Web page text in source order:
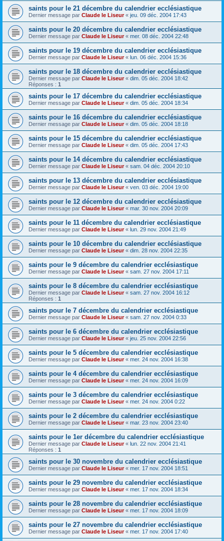
saints pour le 21 décembre du calendrier ecclésiastique
Dernier message par Claude le Liseur« jeu. 09 déc. 2004 17:43
saints pour le 20 décembre du calendrier ecclésiastique
Dernier message par Claude le Liseur« mer. 08 déc. 2004 22:48
saints pour le 19 décembre du calendrier ecclésiastique
Dernier message par Claude le Liseur« lun. 06 déc. 2004 15:36
saints pour le 18 décembre du calendrier ecclésiastique
Dernier message par Claude le Liseur« dim. 05 déc. 2004 18:42
Réponses : 1
saints pour le 17 décembre du calendrier ecclésiastique
Dernier message par Claude le Liseur« dim. 05 déc. 2004 18:34
saints pour le 16 décembre du calendrier ecclésiastique
Dernier message par Claude le Liseur« dim. 05 déc. 2004 18:18
saints pour le 15 décembre du calendrier ecclésiastique
Dernier message par Claude le Liseur« dim. 05 déc. 2004 17:43
saints pour le 14 décembre du calendrier ecclésiastique
Dernier message par Claude le Liseur« sam. 04 déc. 2004 20:10
saints pour le 13 décembre du calendrier ecclésiastique
Dernier message par Claude le Liseur« ven. 03 déc. 2004 19:00
saints pour le 12 décembre du calendrier ecclésiastique
Dernier message par Claude le Liseur« mar. 30 nov. 2004 20:09
saints pour le 11 décembre du calendrier ecclésiastique
Dernier message par Claude le Liseur« lun. 29 nov. 2004 21:49
saints pour le 10 décembre du calendrier ecclésiastique
Dernier message par Claude le Liseur« dim. 28 nov. 2004 22:35
saints pour le 9 décembre du calendrier ecclésiastique
Dernier message par Claude le Liseur« sam. 27 nov. 2004 17:11
saints pour le 8 décembre du calendrier ecclésiastique
Dernier message par Claude le Liseur« sam. 27 nov. 2004 16:12
Réponses : 1
saints pour le 7 décembre du calendrier ecclésiastique
Dernier message par Claude le Liseur« sam. 27 nov. 2004 0:33
saints pour le 6 décembre du calendrier ecclésiastique
Dernier message par Claude le Liseur« jeu. 25 nov. 2004 22:56
saints pour le 5 décembre du calendrier ecclésiastique
Dernier message par Claude le Liseur« mer. 24 nov. 2004 16:38
saints pour le 4 décembre du calendrier ecclésiastique
Dernier message par Claude le Liseur« mer. 24 nov. 2004 16:09
saints pour le 3 décembre du calendrier ecclésiastique
Dernier message par Claude le Liseur« mer. 24 nov. 2004 0:22
saints pour le 2 décembre du calendrier ecclésiastique
Dernier message par Claude le Liseur« mar. 23 nov. 2004 23:40
saints pour le 1er décembre du calendrier ecclésiastique
Dernier message par Claude le Liseur« lun. 22 nov. 2004 21:41
Réponses : 1
saints pour le 30 novembre du calendrier ecclésiastique
Dernier message par Claude le Liseur« mer. 17 nov. 2004 18:51
saints pour le 29 novembre du calendrier ecclésiastique
Dernier message par Claude le Liseur« mer. 17 nov. 2004 18:34
saints pour le 28 novembre du calendrier ecclésiastique
Dernier message par Claude le Liseur« mer. 17 nov. 2004 18:09
saints pour le 27 novembre du calendrier ecclésiastique
Dernier message par Claude le Liseur« mer. 17 nov. 2004 17:40